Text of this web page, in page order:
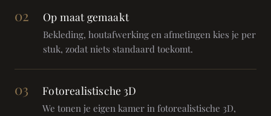
02 Op maat gemaakt
Bekleding, houtafwerking en afmetingen kies je per
stuk, zodat niets standaard toekomt.
03 Fotorealistische 3D
We tonen je eigen kamer in fotorealistische 3D,